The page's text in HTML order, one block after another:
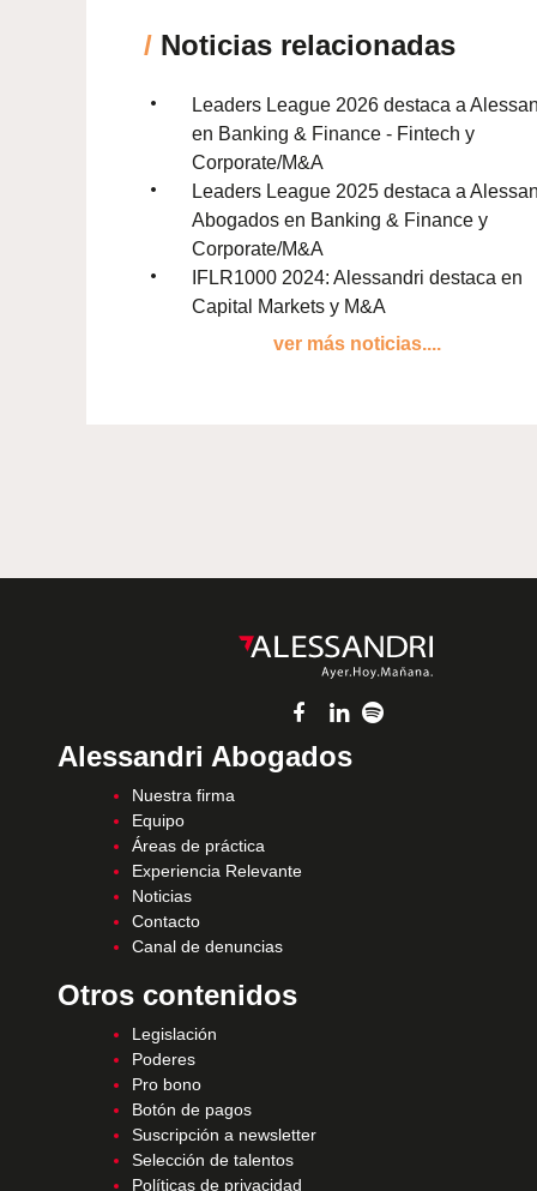
/ Noticias relacionadas
Leaders League 2026 destaca a
en Banking & Finance - Fintech y
Corporate/M&A
Leaders League 2025 destaca a
Abogados en Banking & Finance y
Corporate/M&A
IFLR1000 2024: Alessandri destaca en
Capital Markets y M&A
ver más noticias....
Alessandri Abogados
Nuestra firma
Equipo
Áreas de práctica
Experiencia Relevante
Noticias
Contacto
Canal de denuncias
Otros contenidos
Legislación
Poderes
Pro bono
Botón de pagos
Suscripción a newsletter
Selección de talentos
Políticas de privacidad